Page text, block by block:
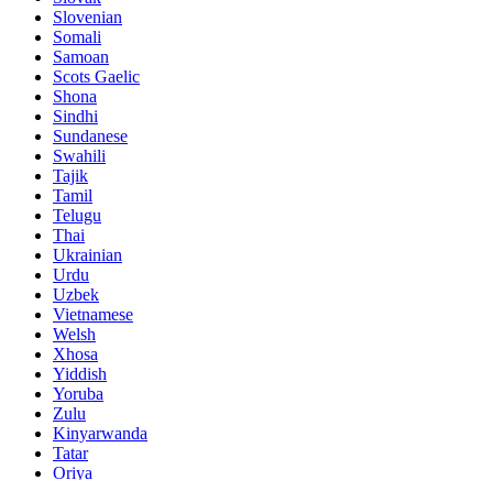
Slovenian
Somali
Samoan
Scots Gaelic
Shona
Sindhi
Sundanese
Swahili
Tajik
Tamil
Telugu
Thai
Ukrainian
Urdu
Uzbek
Vietnamese
Welsh
Xhosa
Yiddish
Yoruba
Zulu
Kinyarwanda
Tatar
Oriya